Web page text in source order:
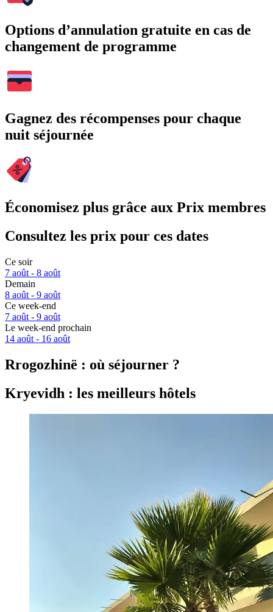
Options d’annulation gratuite en cas de
changement de programme
Gagnez des récompenses pour chaque
nuit séjournée
Économisez plus grâce aux Prix membres
Consultez les prix pour ces dates
Ce soir
7 août - 8 août
Demain
8 août - 9 août
Ce week-end
7 août - 9 août
Le week-end prochain
14 août - 16 août
Rrogozhinë : où séjourner ?
Kryevidh : les meilleurs hôtels